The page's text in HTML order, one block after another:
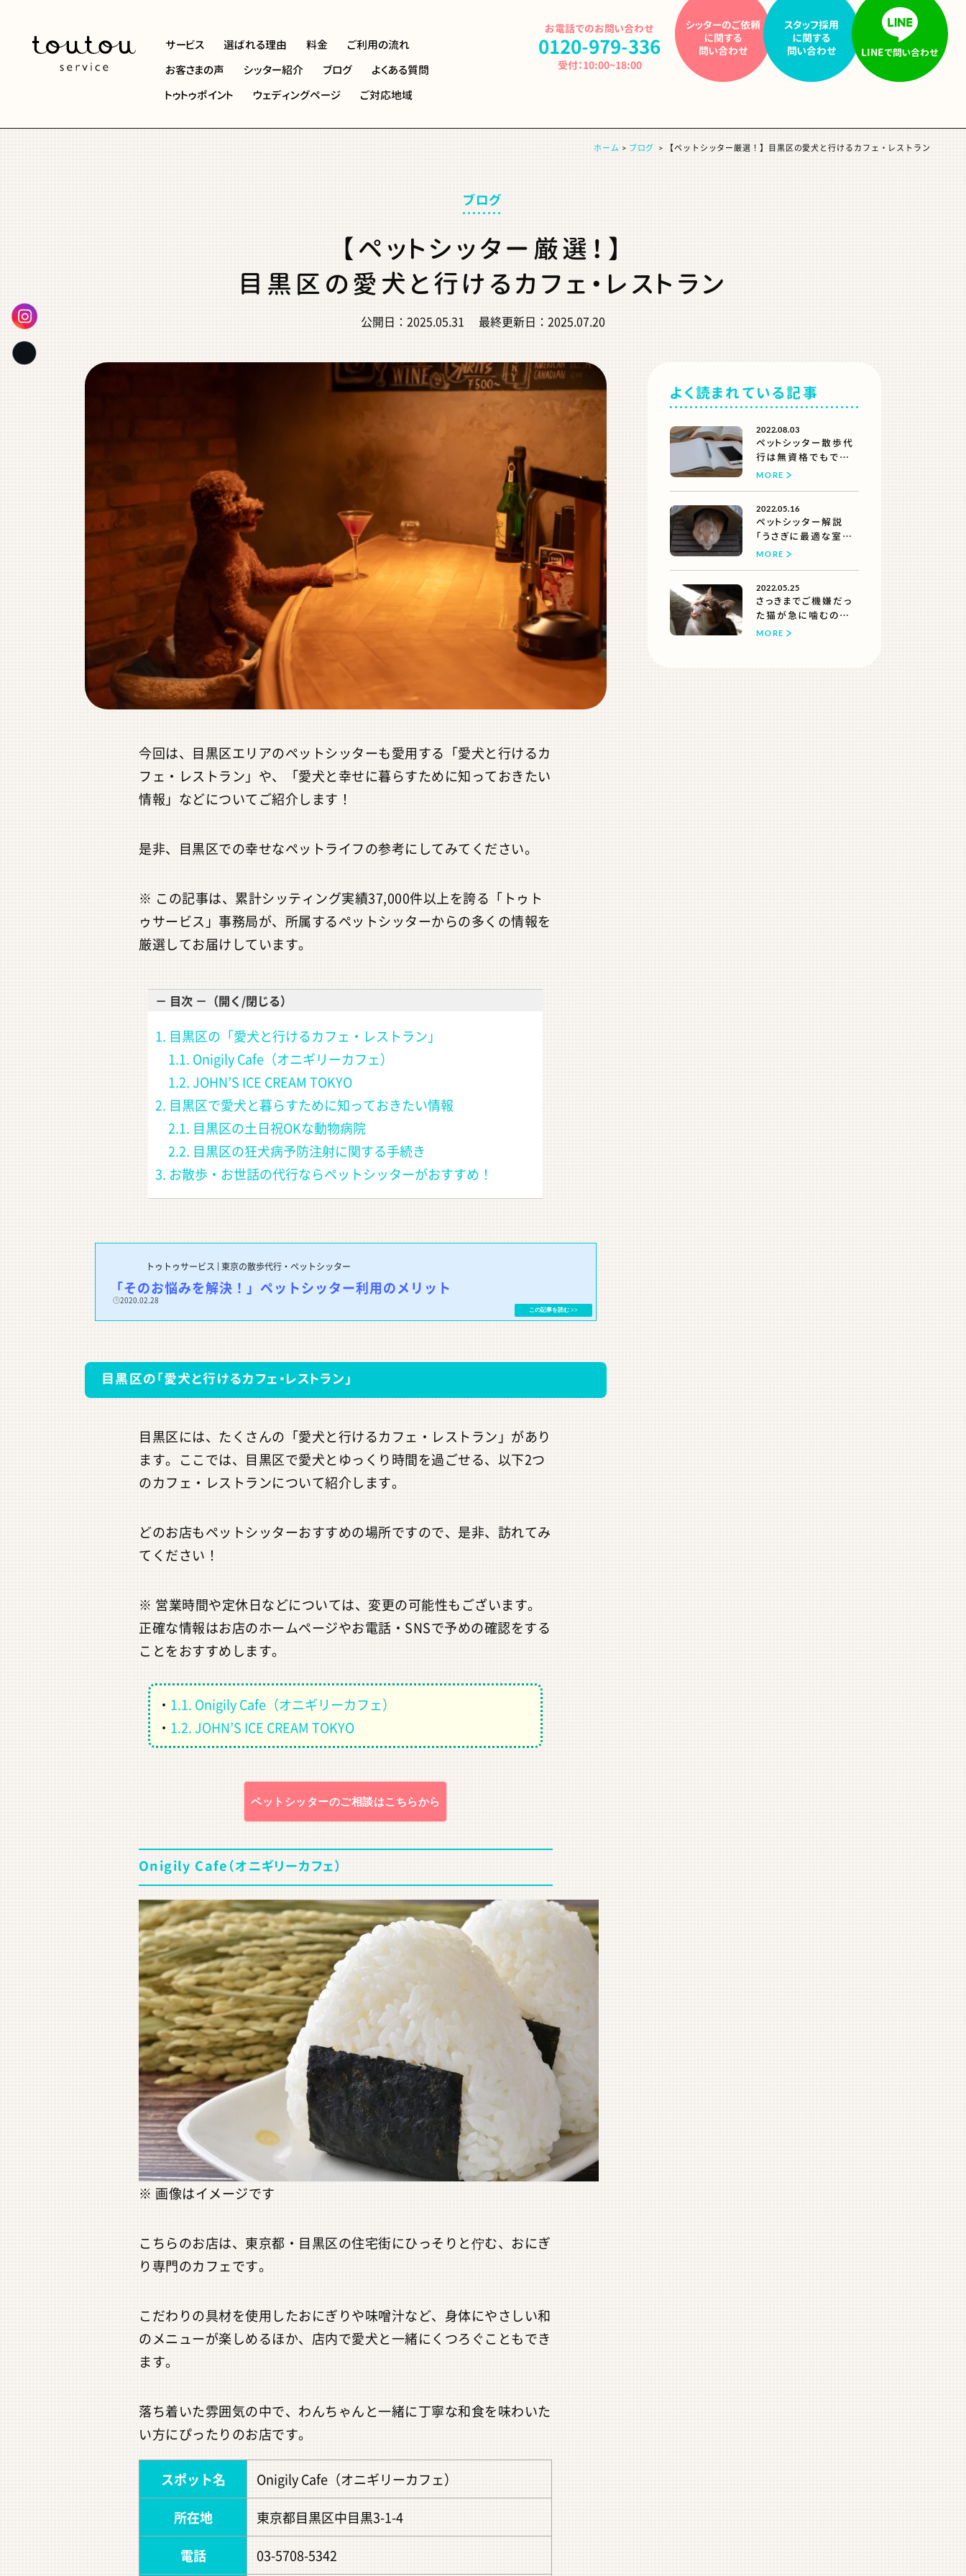
サービス 選ばれる理由 料金
ご利用の流れ
お客さまの声
シッター紹介 ブログ よくある質問
トゥトゥポイント
ウェディングページ ご対応地域
お電話でのお問い合わせ
0120-979-336
受付：10:00~18:00
シッターのご依頼
に関する
問い合わせ
スタッフ採用
に関する
問い合わせ
LINEで問い合わせ
ブログ
【ペットシッター厳選！】
目黒区の愛犬と行けるカフェ・レストラン
公開日： 2025.05.31 最終更新日： 2025.07.20
ホーム ブログ 【ペットシッター厳選！】目黒区の愛犬と行けるカフェ・レストラン
今回は、目黒区エリアのペットシッターも愛用する「愛犬と行けるカ
フェ・レストラン」や、「愛犬と幸せに暮らすために知っておきたい
情報」などについてご紹介します！
是非、目黒区での幸せなペットライフの参考にしてみてください。
※ この記事は、累計シッティング実績37,000件以上を誇る「トゥト
ゥサービス」事務局が、所属するペットシッターからの多くの情報を
厳選してお届けしています。
－ 目次 －（開く/閉じる）
1. 目黒区の「愛犬と行けるカフェ・レストラン」
1.1. Onigily Cafe（オニギリーカフェ）
1.2. JOHN’S ICE CREAM TOKYO
2. 目黒区で愛犬と暮らすために知っておきたい情報
∟2.1. 目黒区の土日祝OKな動物病院
∟2.2. 目黒区の狂犬病予防注射に関する手続き
3. お散歩・お世話の代行ならペットシッターがおすすめ！
トゥトゥサービス | 東京の散歩代行・ペットシッター
「そのお悩みを解決！」ペットシッター利用のメリット
2020.02.28
目黒区の「愛犬と行けるカフェ・レストラン」
目黒区には、たくさんの「愛犬と行けるカフェ・レストラン」があり
ます。ここでは、目黒区で愛犬とゆっくり時間を過ごせる、以下2つ
のカフェ・レストランについて紹介します。
どのお店もペットシッターおすすめの場所ですので、是非、訪れてみ
てください！
※ 営業時間や定休日などについては、変更の可能性もございます。
正確な情報はお店のホームページやお電話・SNSで予めの確認をする
ことをおすすめします。
・ 1.1. Onigily Cafe（オニギリーカフェ）
・ 1.2. JOHN’S ICE CREAM TOKYO
ペットシッターのご相談はこちらから
Onigily Cafe（オニギリーカフェ）
※ 画像はイメージです
こちらのお店は、東京都・目黒区の住宅街にひっそりと佇む、おにぎ
り専門のカフェです。
こだわりの具材を使用したおにぎりや味噌汁など、身体にやさしい和
のメニューが楽しめるほか、店内で愛犬と一緒にくつろぐこともでき
ます。
落ち着いた雰囲気の中で、わんちゃんと一緒に丁寧な和食を味わいた
い方にぴったりのお店です。
スポット名 Onigily Cafe（オニギリーカフェ）
所在地 東京都目黒区中目黒3-1-4
電話 03-5708-5342
よく読まれている記事
2022.08.03
ペットシッター散歩代
行は無資格でもでき
る？
MORE
2022.05.16
ペットシッター解説
「うさぎに最適な室温
は？夏と冬に気をつけ
MORE
2022.05.25
さっきまでご機嫌だっ
た猫が急に噛むのは
なぜ？
MORE